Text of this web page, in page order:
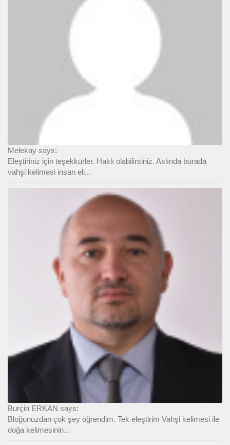
Melekay says:
Eleştiriniz için teşekkürler. Haklı olabilirsiniz. Aslında burada
vahşi kelimesi insan eli...
Burçin ERKAN says:
Bloğunuzdan çok şey öğrendim. Tek eleştirim Vahşi kelimesi ile
doğa kelimesinin...